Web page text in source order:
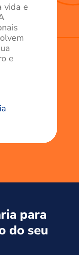
vida e
e
para
do seu